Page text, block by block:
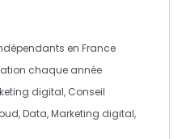
en France
chaque année
digital, Conseil
Data, Marketing digital,